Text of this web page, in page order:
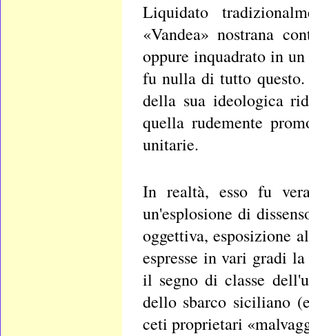
Liquidato
«Vandea» nostrana
oppure inquadrato in
fu nulla di tutto
della sua ideologica
quella rudemente
unitarie.
In realtà, esso fu
un'esplosione di
oggettiva, esposizione
espresse in vari gradi
il segno di classe
dello sbarco siciliano
ceti proprietari